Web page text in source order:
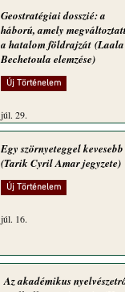
Geostratégiai dosszié: a
háború, amely
a hatalom földrajzát (Laala
Bechetoula elemzése)
Új Történelem
júl. 29.
Egy szörnyeteggel kevesebb
(Tarik Cyril Amar jegyzete)
Új Történelem
júl. 16.
Az akadémikus